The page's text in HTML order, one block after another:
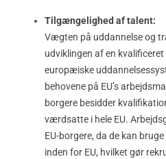
Tilgængelighed af talent:
Vægten på uddannelse og
udviklingen af en
europæiske
behovene på EU’s
borgere besidder
værdsatte i hele EU.
EU-borgere, da de kan
inden for EU, hvilket gør